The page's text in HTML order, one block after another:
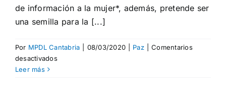
de información a la mujer*, además, pretende ser
una semilla para la [...]
Por MPDL Cantabria 08/03/2020 Paz
Comentarios
desactivadosen
Leer más